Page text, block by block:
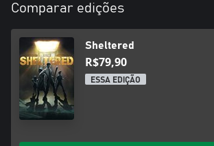
Comparar edições
Sheltered
R$79,90
ESSA EDIÇÃO